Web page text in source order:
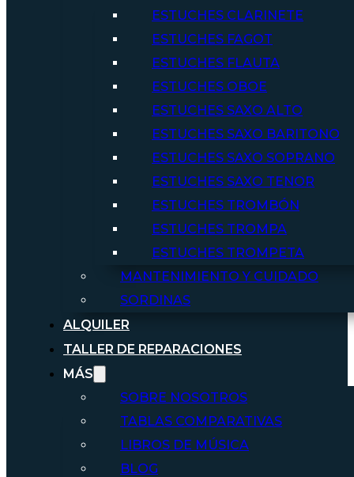
ESTUCHES CLARINETE
ESTUCHES FAGOT
ESTUCHES FLAUTA
ESTUCHES OBOE
ESTUCHES SAXO ALTO
ESTUCHES SAXO BARITONO
ESTUCHES SAXO SOPRANO
ESTUCHES SAXO TENOR
ESTUCHES TROMBÓN
ESTUCHES TROMPA
ESTUCHES TROMPETA
MANTENIMIENTO Y CUIDADO
SORDINAS
ALQUILER
TALLER DE REPARACIONES
MÁS
SOBRE NOSOTROS
TABLAS COMPARATIVAS
LIBROS DE MÚSICA
BLOG